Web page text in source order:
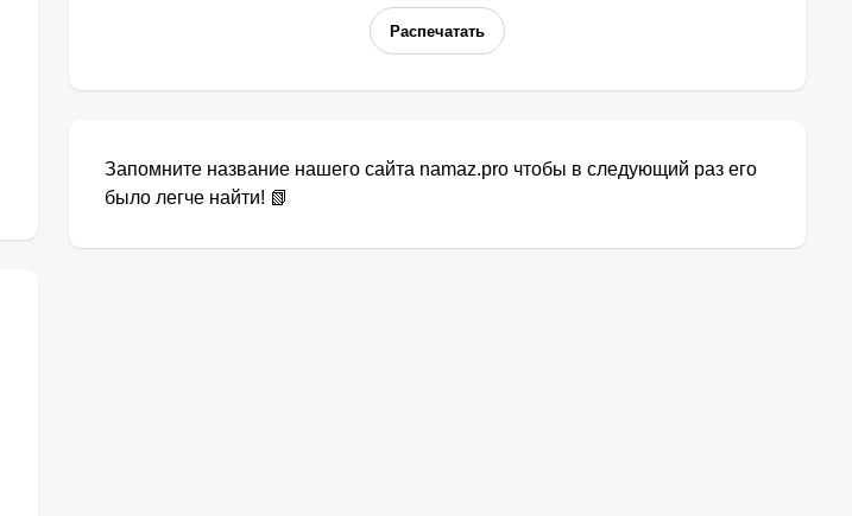
Распечатать
Запомните название нашего сайта namaz.pro чтобы в следующий раз его
было легче найти! 📗